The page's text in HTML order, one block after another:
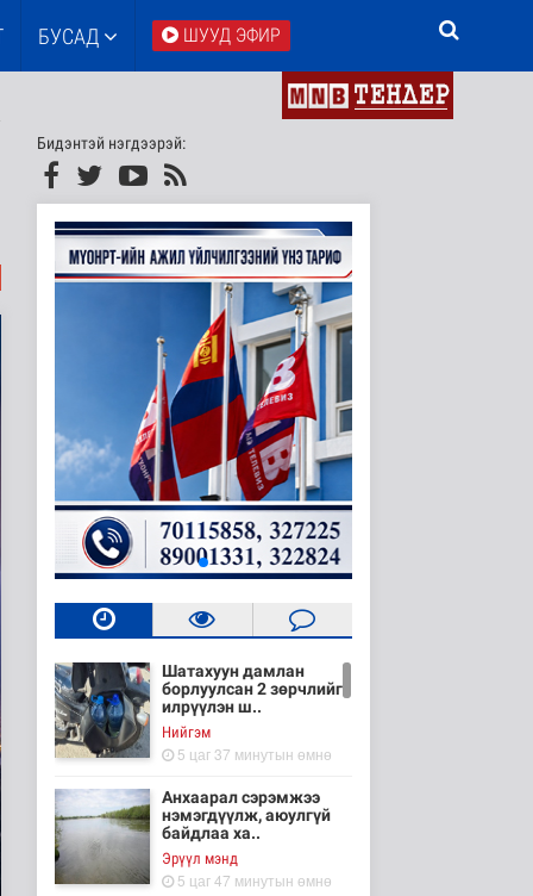
БУСАД ШУУД ЭФИР
Бидэнтэй нэгдээрэй:
Шатахуун дамлан
борлуулсан 2 зөрчлийг
илрүүлэн ш..
Нийгэм
5 цаг 37 минутын өмнө
Анхаарал сэрэмжээ
нэмэгдүүлж, аюулгүй
байдлаа ха..
Эрүүл мэнд
5 цаг 47 минутын өмнө